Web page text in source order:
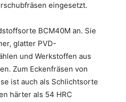
eingesetzt.
BCM40M an. Sie
glatter PVD-
und Werkstoffen aus
Zum Eckenfräsen von
ist auch als Schlichtsorte
härter als 54 HRC